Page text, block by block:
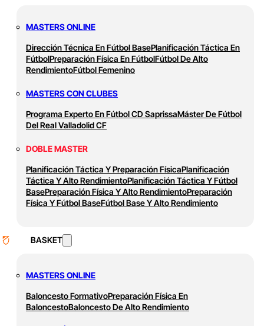
MASTERS ONLINE
Dirección Técnica En Fútbol BasePlanificación Táctica En
FútbolPreparación Física En FútbolFútbol De Alto
RendimientoFútbol Femenino
MASTERS CON CLUBES
Programa Experto En Fútbol CD SaprissaMáster De Fútbol
Del Real Valladolid CF
DOBLE MASTER
Planificación Táctica Y Preparación FísicaPlanificación
Táctica Y Alto RendimientoPlanificación Táctica Y Fútbol
BasePreparación Física Y Alto RendimientoPreparación
Física Y Fútbol BaseFútbol Base Y Alto Rendimiento
BASKET
MASTERS ONLINE
Baloncesto FormativoPreparación Física En
BaloncestoBaloncesto De Alto Rendimiento